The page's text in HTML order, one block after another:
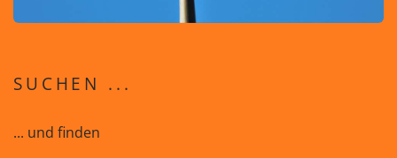
SUCHEN ...
... und finden